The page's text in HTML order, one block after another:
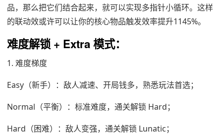
品，那么把它们结合起来，就可以实现多指针小循环。这样
的联动效或许可以让你的核心物品触发效率提升1145%。
难度解锁 + Extra 模式：
1. 难度梯度
Easy（新手）：敌人减速、开局钱多，熟悉玩法首选；
Normal（平衡）：标准难度，通关解锁 Hard；
Hard（困难）：敌人变强，通关解锁 Lunatic；